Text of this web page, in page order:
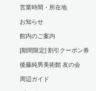
営業時間・所在地
お知らせ
館内のご案内
[期間限定] 割引クーポン券
後藤純男美術館 友の会
周辺ガイド